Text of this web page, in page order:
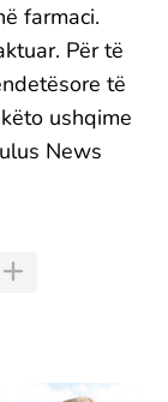
farmaci.
Për të
të
ushqime
News